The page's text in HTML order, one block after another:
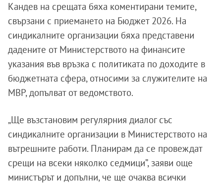
Кандев на срещата бяха коментирани темите,
свързани с приемането на Бюджет 2026. На
синдикалните организации бяха представени
дадените от Министерството на финансите
указания във връзка с политиката по доходите в
бюджетната сфера, относими за служителите на
МВР, допълват от ведомството.
„Ще възстановим регулярния диалог със
синдикалните организации в Министерството на
вътрешните работи. Планирам да се провеждат
срещи на всеки няколко седмици”, заяви още
министърът и допълни, че ще очаква всички